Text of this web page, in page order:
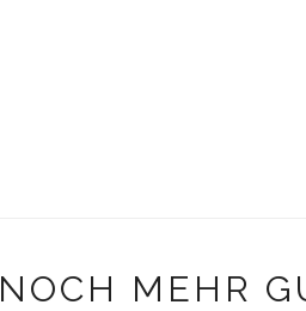
NOCH MEHR